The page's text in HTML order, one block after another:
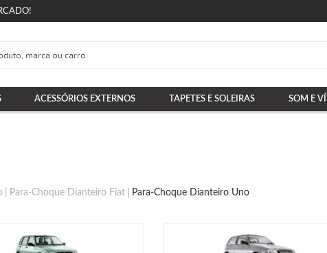
ACESSÓRIOS EXTERNOS TAPETES E SOLEIRAS SOM E
Para-Choque Dianteiro Fiat Para-Choque Dianteiro Uno